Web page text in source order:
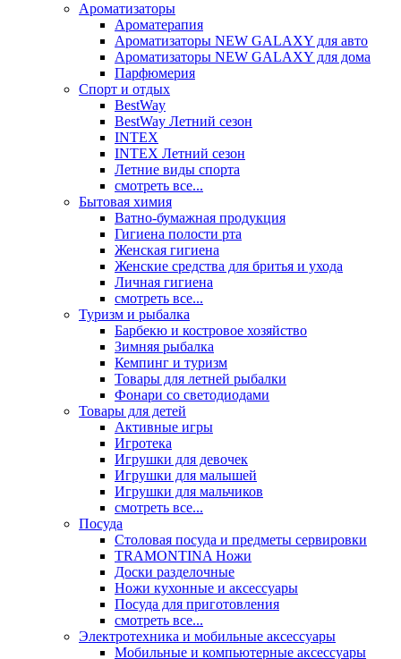
Ароматизаторы
Ароматерапия
Ароматизаторы NEW GALAXY для авто
Ароматизаторы NEW GALAXY для дома
Парфюмерия
Спорт и отдых
BestWay
BestWay Летний сезон
INTEX
INTEX Летний сезон
Летние виды спорта
смотреть все...
Бытовая химия
Ватно-бумажная продукция
Гигиена полости рта
Женская гигиена
Женские средства для бритья и ухода
Личная гигиена
смотреть все...
Туризм и рыбалка
Барбекю и костровое хозяйство
Зимняя рыбалка
Кемпинг и туризм
Товары для летней рыбалки
Фонари со светодиодами
Товары для детей
Активные игры
Игротека
Игрушки для девочек
Игрушки для малышей
Игрушки для мальчиков
смотреть все...
Посуда
Столовая посуда и предметы сервировки
TRAMONTINA Ножи
Доски разделочные
Ножи кухонные и аксессуары
Посуда для приготовления
смотреть все...
Электротехника и мобильные аксессуары
Мобильные и компьютерные аксессуары